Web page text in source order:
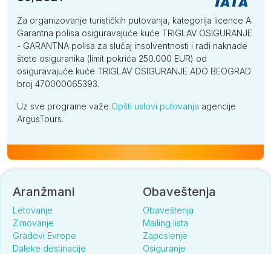
Za organizovanje turističkih putovanja, kategorija licence A.
Garantna polisa osiguravajuće kuće TRIGLAV OSIGURANJE
- GARANTNA polisa za slučaj insolventnosti i radi naknade
štete osiguranika (limit pokrića 250.000 EUR) od
osiguravajuće kuće TRIGLAV OSIGURANJE ADO BEOGRAD
broj 470000065393.
Uz sve programe važe Opšti uslovi putovanja agencije
ArgusTours.
Aranžmani
Letovanje
Zimovanje
Gradovi Evrope
Daleke destinacije
Obaveštenja
Obaveštenja
Mailing lista
Zaposlenje
Osiguranje